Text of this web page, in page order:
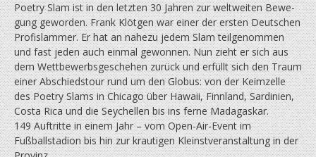
Poetry Slam ist in den letzten 30 Jahren zur weltweiten Bewe­
gung geworden. Frank Klötgen war einer der ersten Deutschen
Profislammer. Er hat an nahezu jedem Slam teilgenommen
und fast jeden auch einmal gewonnen. Nun zieht er sich aus
dem Wettbewerbsgeschehen zurück und erfüllt sich den Traum
einer Abschiedstour rund um den Globus: von der Keimzelle
des Poetry Slams in Chicago über Hawaii, Finnland, Sardinien,
Costa Rica und die Seychellen bis ins ferne Madagaskar.
149 Auftritte in einem Jahr – vom Open-Air-Event im
Fußballstadion bis hin zur krautigen Kleinstveranstaltung in der